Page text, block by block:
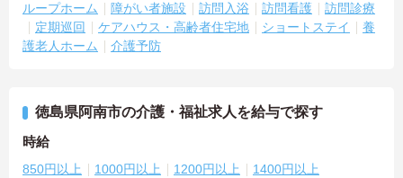
ループホーム
障がい者施設 訪問入浴 訪問看護
訪問診療
定期巡回
ケアハウス・高齢者住宅地 ショートステイ
養
護老人ホーム
介護予防
徳島県阿南市の介護・福祉求人を給与で探す
時給
850円以上 1000円以上 1200円以上 1400円以上